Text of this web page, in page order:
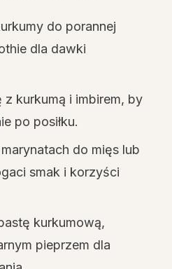
do porannej
dla dawki
z kurkumą i imbirem, by
po posiłku.
do mięs lub
smak i korzyści
kurkumową,
pieprzem dla